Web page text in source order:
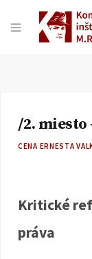
/2. miesto
CENA ERNESTA
Kritické
práva